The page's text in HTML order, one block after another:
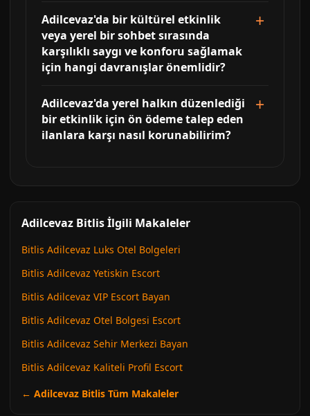
Adilcevaz'da bir kültürel etkinlik
veya yerel bir sohbet sırasında
karşılıklı saygı ve konforu sağlamak
için hangi davranışlar önemlidir?
Adilcevaz'da yerel halkın düzenlediği
bir etkinlik için ön ödeme talep eden
ilanlara karşı nasıl korunabilirim?
Adilcevaz Bitlis İlgili Makaleler
Bitlis Adilcevaz Luks Otel Bolgeleri
Bitlis Adilcevaz Yetiskin Escort
Bitlis Adilcevaz VIP Escort Bayan
Bitlis Adilcevaz Otel Bolgesi Escort
Bitlis Adilcevaz Sehir Merkezi Bayan
Bitlis Adilcevaz Kaliteli Profil Escort
← Adilcevaz Bitlis Tüm Makaleler